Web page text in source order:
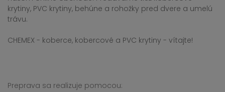
krytiny, PVC krytiny, behúne a rohožky pred dvere a umelú
trávu.
CHEMEX - koberce, kobercové a PVC krytiny - vítajte!
Preprava sa realizuje pomocou: